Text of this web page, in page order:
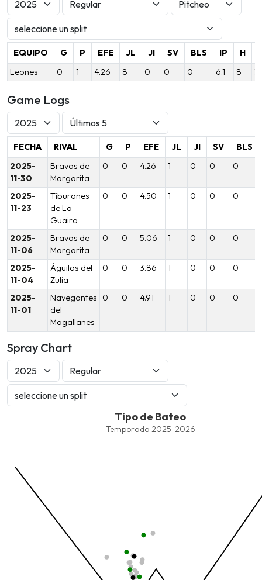
EQUIPO G P EFE JL JI SV BLS IP H
Leones
0 1 4.26 8 0 0 0 6.1 8 3
Game Logs
FECHA RIVAL G P EFE JL JI SV
BLS
2025-
11-30
Bravos de
Margarita
0 0 4.26 1 0 0 0
2025-
11-23
Tiburones
de La
Guaira
0 0 4.50 1 0 0 0
2025-
11-06
Bravos de
Margarita
0 0 5.06 1 0 0 0
2025-
11-04
Águilas del
Zulia
0 0 3.86 1 0 0 0
2025-
11-01
Navegantes
del
Magallanes
0 0 4.91 1 0 0 0
Spray Chart
Combination chart with 7 data series.
The chart has 1 X axis displaying values. Data ranges from -
The chart has 1 Y axis displaying values. Data ranges from -
Tipo de Bateo
Temporada 2025-2026